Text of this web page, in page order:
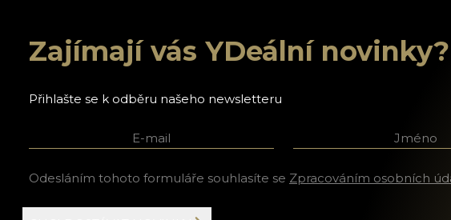
Zajímají vás YDeální novinky?
Přihlašte se k odběru našeho newsletteru
Jméno a příjmení
Odesláním tohoto formuláře souhlasíte se Zpracováním osobních